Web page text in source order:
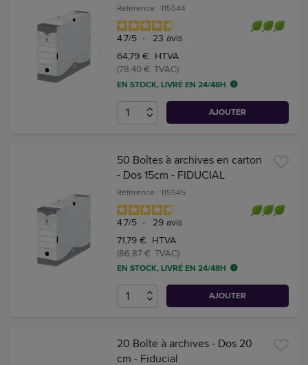
Référence : 115544
4.7/5 - 23 avis
64,79 € HTVA
(78,40 € TVAC)
EN STOCK, LIVRÉ EN 24/48H
AJOUTER
50 Boîtes à archives en carton
- Dos 15cm - FIDUCIAL
Référence : 115545
4.7/5 - 29 avis
71,79 € HTVA
(86,87 € TVAC)
EN STOCK, LIVRÉ EN 24/48H
AJOUTER
20 Boîte à archives - Dos 20
cm - Fiducial